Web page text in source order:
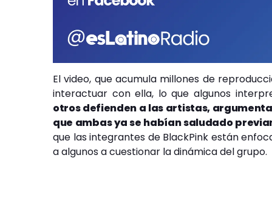
El video, que acumula millones de
interactuar con ella, lo que algunos
otros defienden a las artistas,
que ambas ya se habían saludado
que las integrantes de BlackPink están
a algunos a cuestionar la dinámica del grupo.